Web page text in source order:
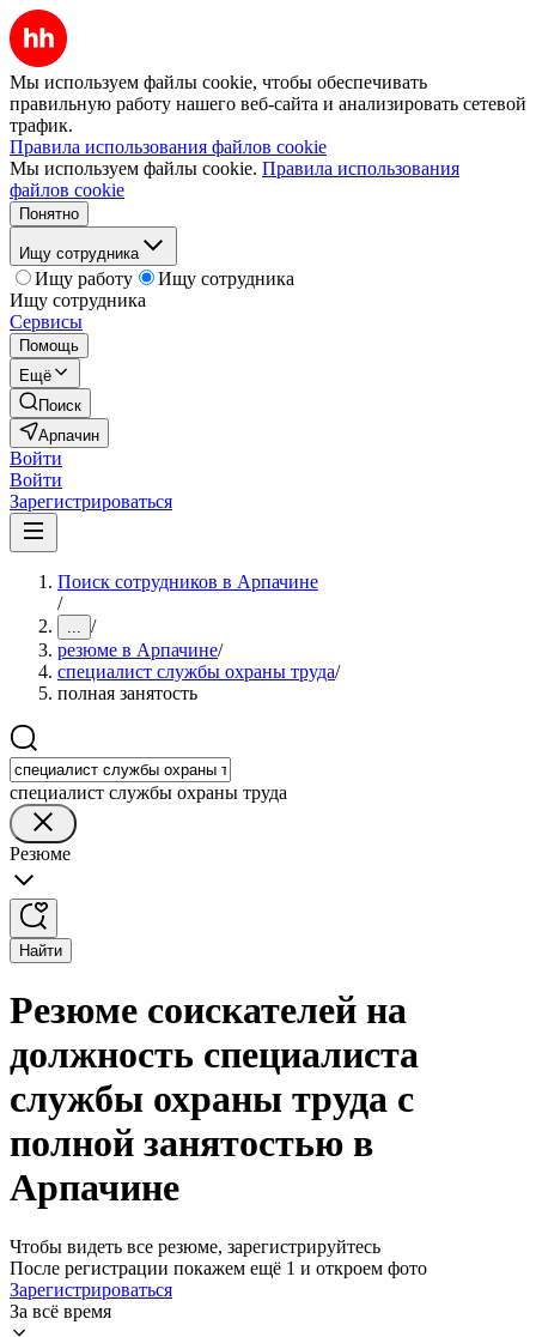
Мы используем файлы cookie, чтобы обеспечивать
правильную работу нашего веб-сайта и анализировать сетевой
трафик.
Правила использования файлов cookie
Мы используем файлы cookie. Правила использования
файлов cookie
Понятно
Ищу сотрудника
Ищу работу
Ищу сотрудника
Ищу сотрудника
Сервисы
Помощь
Ещё
Поиск
Арпачин
Войти
Войти
Зарегистрироваться
Поиск сотрудников в Арпачине
/
... /
резюме в Арпачине/
специалист службы охраны труда/
полная занятость
специалист службы охраны труда
Резюме
Найти
Резюме соискателей на
должность специалиста
службы охраны труда с
полной занятостью в
Арпачине
Чтобы видеть все резюме, зарегистрируйтесь
После регистрации покажем ещё 1 и откроем фото
Зарегистрироваться
За всё время